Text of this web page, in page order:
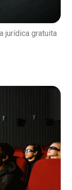
jurídica gratuita